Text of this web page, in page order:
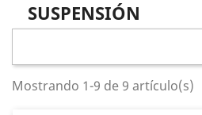
Válvulas y Guías
Encendido y Filtración
Transmisión (Correas y Kits)
SUSPENSIÓN
Mostrando 1-9 de 9 artículo(s)